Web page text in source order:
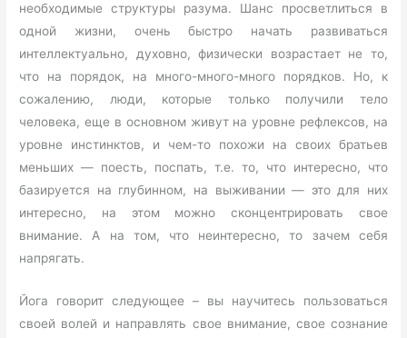
необходимые структуры разума. Шанс просветлиться в
одной жизни, очень быстро начать развиваться
интеллектуально, духовно, физически возрастает не то,
что на порядок, на много-много-много порядков. Но, к
сожалению, люди, которые только получили тело
человека, еще в основном живут на уровне рефлексов, на
уровне инстинктов, и чем-то похожи на своих братьев
меньших — поесть, поспать, т.е. то, что интересно, что
базируется на глубинном, на выживании — это для них
интересно, на этом можно сконцентрировать свое
внимание. А на том, что неинтересно, то зачем себя
напрягать.
Йога говорит следующее – вы научитесь пользоваться
своей волей и направлять свое внимание, свое сознание